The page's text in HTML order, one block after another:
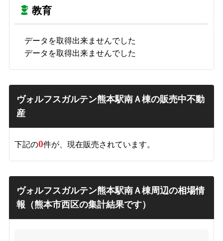
教育
データを取得出来ませんでした
データを取得出来ませんでした
ヴォルフスガルテン熊本駅南Ａ棟の販売中不動
産
下記の0件が、現在販売されています。
ヴォルフスガルテン熊本駅南Ａ棟周辺の相場情
報（熊本市西区の集計結果です）